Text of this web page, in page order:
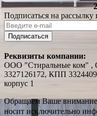
Подписаться на
Подписаться
Реквизиты компании:
ООО "Стиральные ком" ,
3327126172, КПП
корпус 1
Обращаем Ваше внимание
носит исключительно